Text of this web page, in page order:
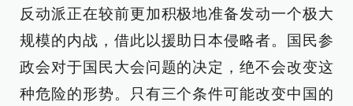
反动派正在较前更加积极地准备发动一个极大
规模的内战，借此以援助日本侵略者。国民参
政会对于国民大会问题的决定，绝不会改变这
种危险的形势。只有三个条件可能改变中国的